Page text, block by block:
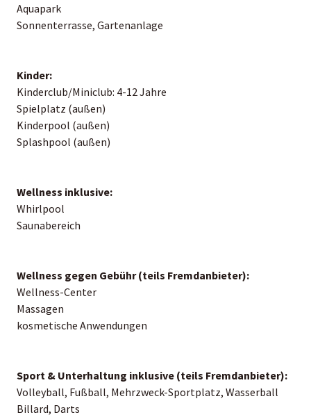
Aquapark
Sonnenterrasse, Gartenanlage
Kinder:
Kinderclub/Miniclub: 4-12 Jahre
Spielplatz (außen)
Kinderpool (außen)
Splashpool (außen)
Wellness inklusive:
Whirlpool
Saunabereich
Wellness gegen Gebühr (teils Fremdanbieter):
Wellness-Center
Massagen
kosmetische Anwendungen
Sport & Unterhaltung inklusive (teils Fremdanbieter):
Volleyball, Fußball, Mehrzweck-Sportplatz, Wasserball
Billard, Darts